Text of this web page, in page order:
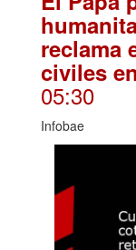
reclama
civiles
05:30
Infobae